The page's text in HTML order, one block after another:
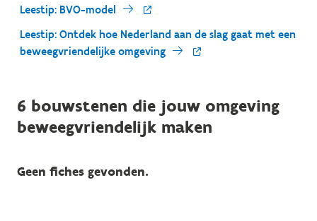
Leestip: BVO-model
Leestip: Ontdek hoe Nederland aan de slag gaat met een
beweegvriendelijke omgeving
6 bouwstenen die jouw omgeving
beweegvriendelijk maken
Geen fiches gevonden.